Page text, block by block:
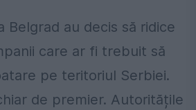
Belgrad au decis să ridice
care ar fi trebuit să
pe teritoriul Serbiei.
de premier. Autoritățile